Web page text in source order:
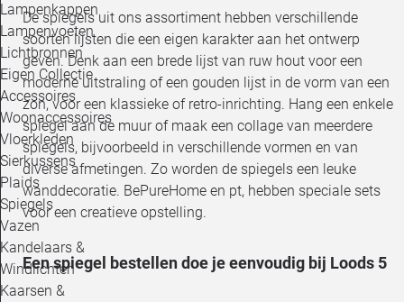
Lampenkappen
Lampenvoeten
Lichtbronnen
Eigen Collectie
Accessoires
Woonaccessoires
Vloerkleden
Sierkussens
Plaids
Spiegels
Vazen
Kandelaars &
Windlichten
Kaarsen &
De spiegels uit ons assortiment hebben verschillende
soorten lijsten die een eigen karakter aan het ontwerp
geven. Denk aan een brede lijst van ruw hout voor een
moderne uitstraling of een gouden lijst in de vorm van een
zon, voor een klassieke of retro-inrichting. Hang een enkele
spiegel aan de muur of maak een collage van meerdere
spiegels, bijvoorbeeld in verschillende vormen en van
diverse afmetingen. Zo worden de spiegels een leuke
wanddecoratie. BePureHome en pt, hebben speciale sets
voor een creatieve opstelling.
Een spiegel bestellen doe je eenvoudig bij Loods 5